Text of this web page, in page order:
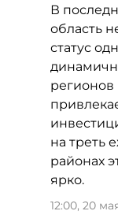
В
область
статус
регионов
на треть
районах
ярко.
12:00, 20